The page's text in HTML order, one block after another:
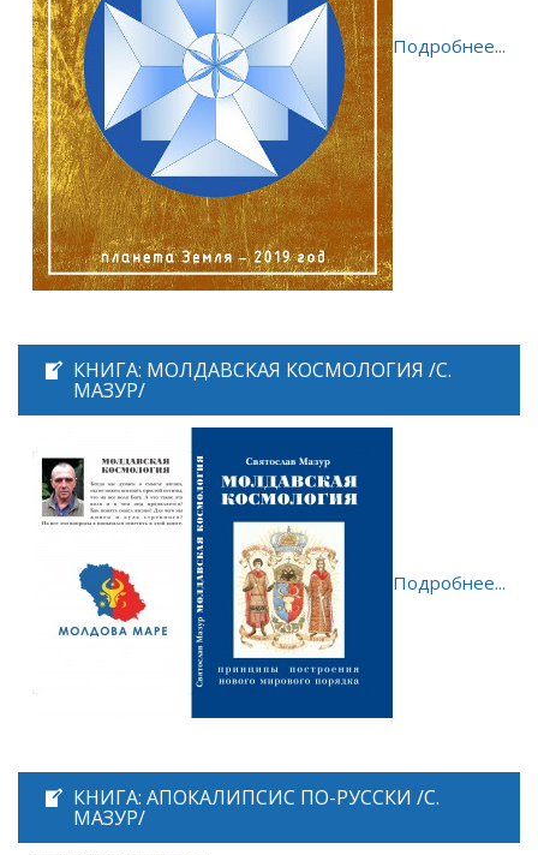
Подробнее...
КНИГА: МОЛДАВСКАЯ КОСМОЛОГИЯ /С.
МАЗУР/
Подробнее...
КНИГА: АПОКАЛИПСИС ПО-РУССКИ /С.
МАЗУР/